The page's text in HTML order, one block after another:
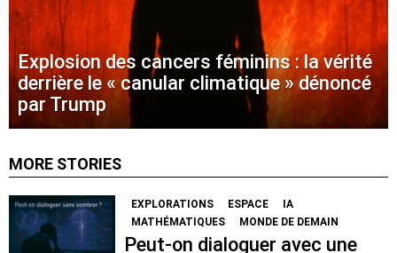
Explosion des cancers féminins : la vérité
derrière le « canular climatique » dénoncé
par Trump
MORE STORIES
EXPLORATIONS ESPACE
IA
MATHÉMATIQUES
MONDE DE DEMAIN
Peut-on dialoguer avec une